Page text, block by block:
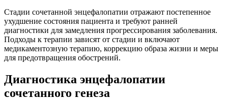
Стадии сочетанной энцефалопатии отражают постепенное
ухудшение состояния пациента и требуют ранней
диагностики для замедления прогрессирования заболевания.
Подходы к терапии зависят от стадии и включают
медикаментозную терапию, коррекцию образа жизни и меры
для предотвращения обострений.
Диагностика энцефалопатии
сочетанного генеза